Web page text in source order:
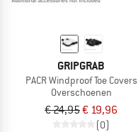
GRIPGRAB
PACR Windproof Toe Covers
Overschoenen
€ 24,95€ 19,96
(0)